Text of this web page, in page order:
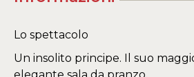
Lo spettacolo
Un insolito principe. Il suo
elegante sala da pranzo.